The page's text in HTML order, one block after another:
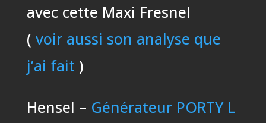
avec cette Maxi Fresnel
( voir aussi son analyse que
j’ai fait )
Hensel – Générateur PORTY L